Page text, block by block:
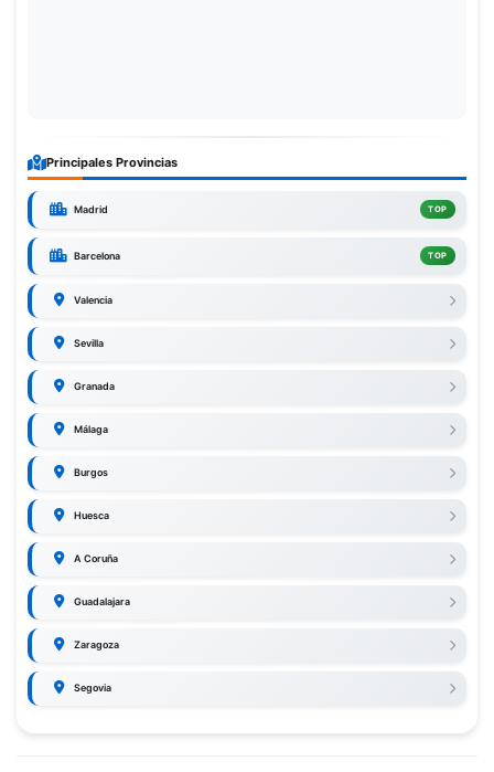
Principales Provincias
Madrid TOP
Barcelona TOP
Valencia
Sevilla
Granada
Málaga
Burgos
Huesca
A Coruña
Guadalajara
Zaragoza
Segovia